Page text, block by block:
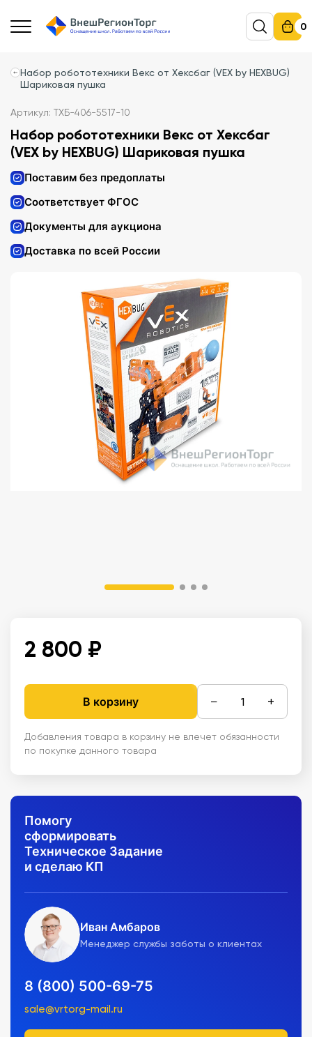
0
Набор робототехники Векс от Хексбаг (VEX by HEXBUG)
Шариковая пушка
Артикул: ТХБ-406-5517-10
Набор робототехники Векс от Хексбаг
(VEX by HEXBUG) Шариковая пушка
Поставим без предоплаты
Соответствует ФГОС
Документы для аукциона
Доставка по всей России
2 800 ₽
В корзину − +
Добавления товара в корзину не влечет обязанности
по покупке данного товара
Помогу
сформировать
Техническое Задание
и сделаю КП
Иван Амбаров
Менеджер службы заботы о клиентах
8 (800) 500-69-75
sale@vrtorg-mail.ru